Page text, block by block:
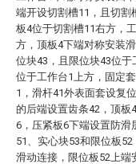
端开设切割槽11，且切割
板4位于切割槽11右方，
方，顶板4下端对称安装
位块43，且限位块43位
位于工作台1上方，固定
1，滑杆41外表面套设复
的后端设置齿条42，顶
6，压紧板6下端设置防滑
51、实心块53和限位板
滑动连接，限位板52上端